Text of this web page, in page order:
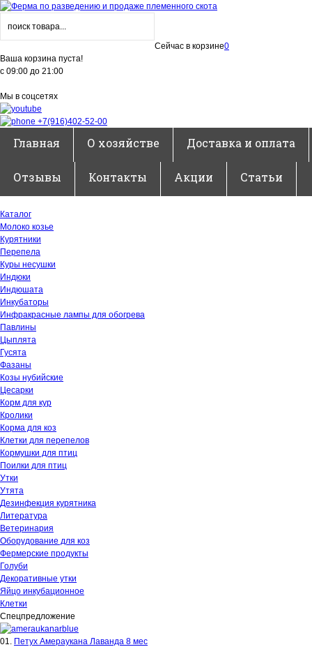
Сейчас в корзине0
Ваша корзина пуста!
с 09:00 до 21:00
Мы в соцсетях
+7(916)402-52-00
Главная О хозяйстве Доставка и оплата
Отзывы Контакты Акции Статьи
Каталог
Молоко козье
Курятники
Перепела
Куры несушки
Индюки
Индюшата
Инкубаторы
Инфракрасные лампы для обогрева
Павлины
Цыплята
Гусята
Фазаны
Козы нубийские
Цесарки
Корм для кур
Кролики
Корма для коз
Клетки для перепелов
Кормушки для птиц
Поилки для птиц
Утки
Утята
Дезинфекция курятника
Литература
Ветеринария
Оборудование для коз
Фермерские продукты
Голуби
Декоративные утки
Яйцо инкубационное
Клетки
Спецпредложение
01. Петух Амераукана Лаванда 8 мес